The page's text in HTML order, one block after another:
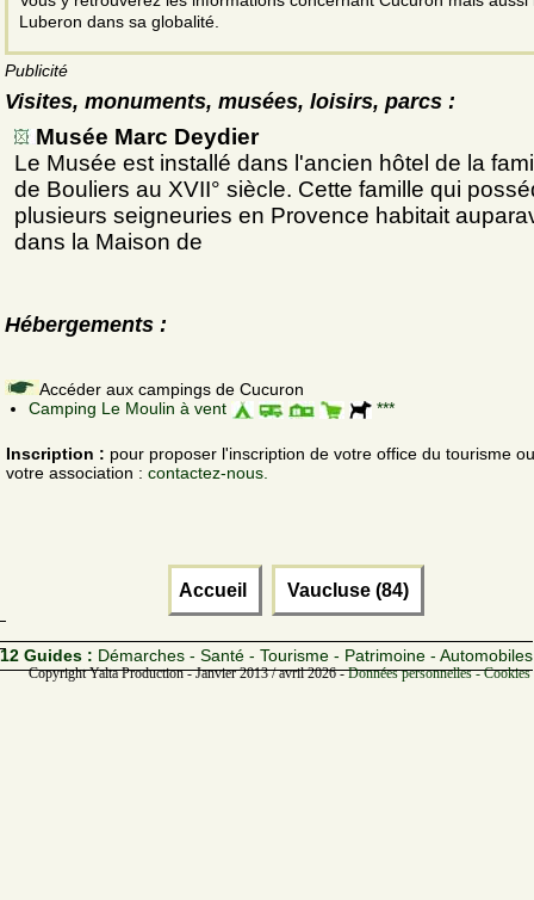
Luberon dans sa globalité.
Publicité
Visites, monuments, musées, loisirs, parcs :
Musée Marc Deydier
Le Musée est installé dans l'ancien hôtel de la
de Bouliers au XVII° siècle. Cette famille qui
plusieurs seigneuries en Provence habitait
dans la Maison de
Hébergements :
Accéder aux campings de Cucuron
Camping Le Moulin à vent
***
Inscription : pour proposer l'inscription de votre office du tourisme
votre association : contactez-nous.
Accueil Vaucluse (84)
12 Guides : Démarches - Santé - Tourisme - Patrimoine - Automobiles
Copyright Yalta Production - Janvier 2013 / avril 2026 -Données personnelles -